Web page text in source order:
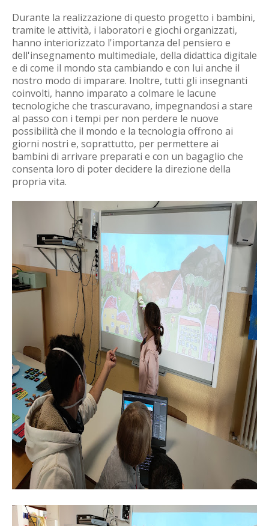
Durante la realizzazione di questo progetto i bambini,
tramite le attività, i laboratori e giochi organizzati,
hanno interiorizzato l'importanza del pensiero e
dell'insegnamento multimediale, della didattica digitale
e di come il mondo sta cambiando e con lui anche il
nostro modo di imparare. Inoltre, tutti gli insegnanti
coinvolti, hanno imparato a colmare le lacune
tecnologiche che trascuravano, impegnandosi a stare
al passo con i tempi per non perdere le nuove
possibilità che il mondo e la tecnologia offrono ai
giorni nostri e, soprattutto, per permettere ai
bambini di arrivare preparati e con un bagaglio che
consenta loro di poter decidere la direzione della
propria vita.